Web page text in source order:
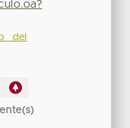
del